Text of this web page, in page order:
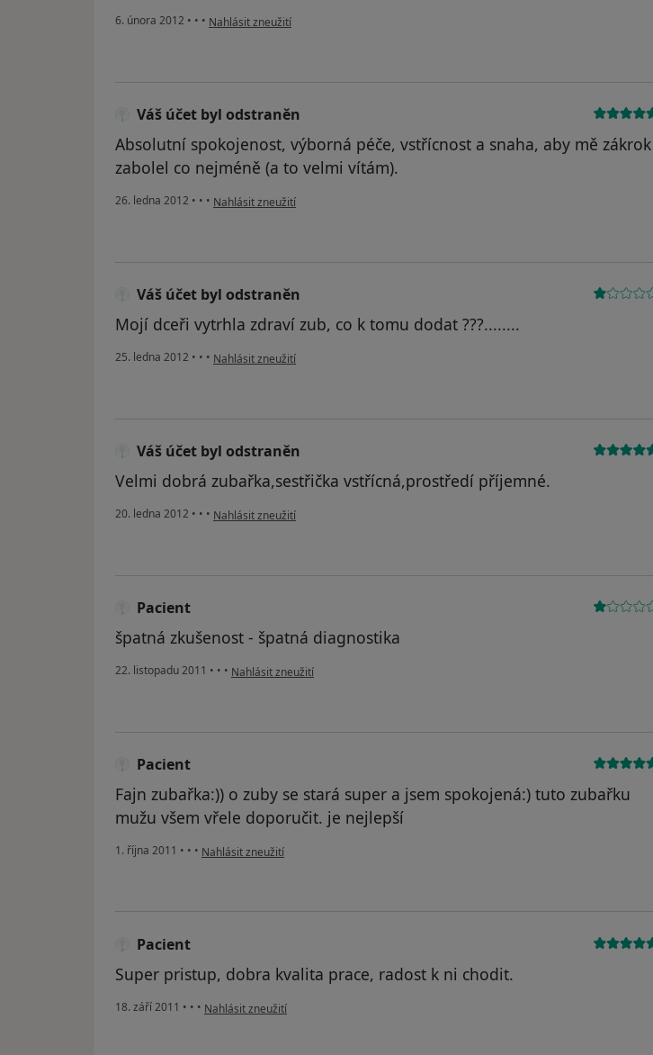
6. února 2012 • • • podle názoru uživatele Marie Kovářová
Nahlásit zneužití
Váš účet byl odstraněn
Absolutní spokojenost, výborná péče, vstřícnost a snaha, aby mě zákrok
zabolel co nejméně (a to velmi vítám).
26. ledna 2012 • • • podle názoru uživatele Váš účet byl odstraněn
Nahlásit zneužití
Váš účet byl odstraněn
Mojí dceři vytrhla zdraví zub, co k tomu dodat ???........
25. ledna 2012 • • • podle názoru uživatele Váš účet byl odstraněn
Nahlásit zneužití
Váš účet byl odstraněn
Velmi dobrá zubařka,sestřička vstřícná,prostředí příjemné.
20. ledna 2012 • • • podle názoru uživatele Váš účet byl odstraněn
Nahlásit zneužití
Pacient
špatná zkušenost - špatná diagnostika
22. listopadu 2011 • • • podle názoru uživatele Pacient
Nahlásit zneužití
Pacient
Fajn zubařka:)) o zuby se stará super a jsem spokojená:) tuto zubařku
mužu všem vřele doporučit. je nejlepší
1. října 2011 • • • podle názoru uživatele Pacient
Nahlásit zneužití
Pacient
Super pristup, dobra kvalita prace, radost k ni chodit.
18. září 2011 • • • podle názoru uživatele Pacient
Nahlásit zneužití